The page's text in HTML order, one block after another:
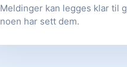
Meldinger kan legges klar til
noen har sett dem.